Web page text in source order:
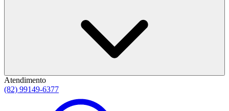
Atendimento
(82) 99149-6377